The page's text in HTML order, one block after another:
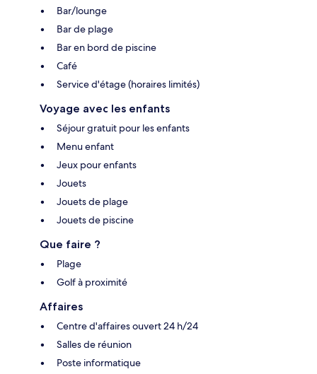
Bar/lounge
Bar de plage
Bar en bord de piscine
Café
Service d'étage (horaires limités)
Voyage avec les enfants
Séjour gratuit pour les enfants
Menu enfant
Jeux pour enfants
Jouets
Jouets de plage
Jouets de piscine
Que faire ?
Plage
Golf à proximité
Affaires
Centre d'affaires ouvert 24 h/24
Salles de réunion
Poste informatique